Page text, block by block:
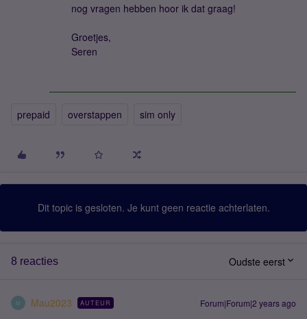
nog vragen hebben hoor ik dat graag!
Groetjes,
Seren
prepaid overstappen sim only
Dit topic is gesloten. Je kunt geen reactie achterlaten.
8 reacties Oudste eerst
M Mau2023 AUTEUR Forum|Forum|2 years ago